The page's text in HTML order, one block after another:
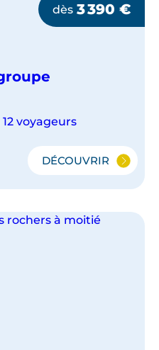
dès 3 390 €
voyageurs
DÉCOUVRIR
L'IRLANDE
GROUPE